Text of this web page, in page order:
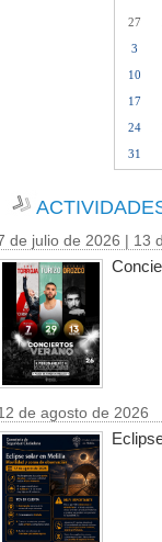
27
3
10
17
24
31
de julio de 2026 | 13
de agosto de 2026